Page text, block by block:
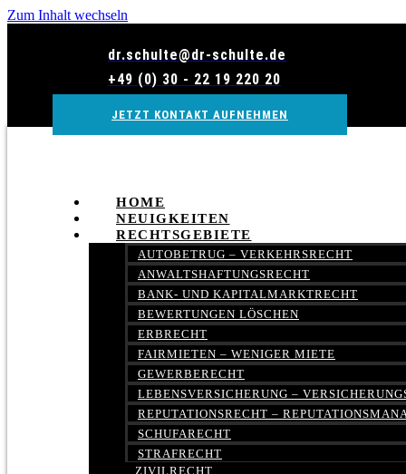
Zum Inhalt wechseln
dr.schulte@dr-schulte.de
+49 (0) 30 - 22 19 220 20
JETZT KONTAKT AUFNEHMEN
HOME
NEUIGKEITEN
RECHTSGEBIETE
AUTOBETRUG – VERKEHRSRECHT
ANWALTSHAFTUNGSRECHT
BANK- UND KAPITALMARKTRECHT
BEWERTUNGEN LÖSCHEN
ERBRECHT
FAIRMIETEN – WENIGER MIETE
GEWERBERECHT
LEBENSVERSICHERUNG –
REPUTATIONSRECHT –
SCHUFARECHT
STRAFRECHT
ZIVILRECHT